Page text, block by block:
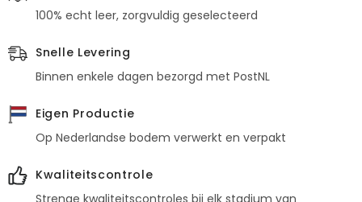
100% echt leer, zorgvuldig geselecteerd
Snelle Levering
Binnen enkele dagen bezorgd met PostNL
Eigen Productie
Op Nederlandse bodem verwerkt en verpakt
Kwaliteitscontrole
Strenge kwaliteitscontroles bij elk stadium van